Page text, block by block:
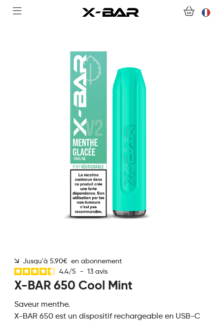
NOUS CONTACTER
FOIRE AUX QUESTIONS
DEVENIR REVENDEUR
Jusqu'à 5.90€ en abonnement
4.4/5 - 13 avis
X-BAR 650 Cool Mint
Saveur menthe.
X-BAR 650 est un dispositif rechargeable en USB-C